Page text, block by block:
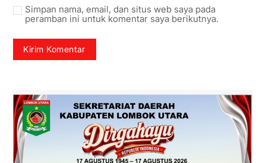
Simpan nama, email, dan situs web saya pada
peramban ini untuk komentar saya berikutnya.